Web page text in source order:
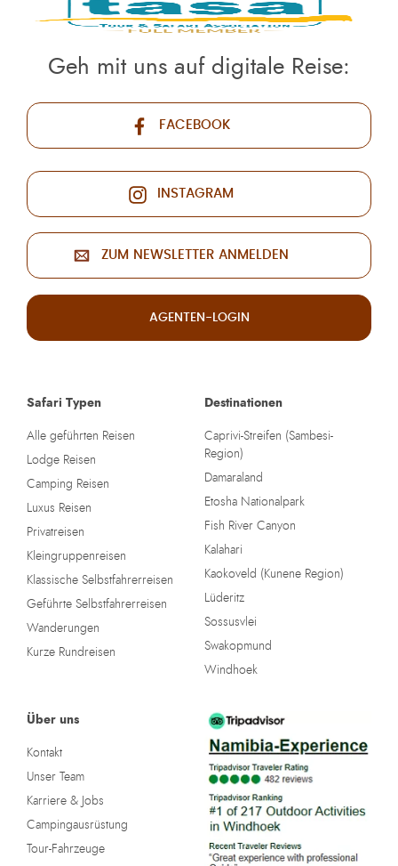
Safari Typen
Alle geführten Reisen
Lodge Reisen
Camping Reisen
Luxus Reisen
Privatreisen
Kleingruppenreisen
Klassische Selbstfahrerreisen
Geführte Selbstfahrerreisen
Wanderungen
Kurze Rundreisen
Destinationen
Caprivi-Streifen (Sambesi-
Region)
Damaraland
Etosha Nationalpark
Fish River Canyon
Kalahari
Kaokoveld (Kunene Region)
Lüderitz
Sossusvlei
Swakopmund
Windhoek
Über uns
Kontakt
Unser Team
Karriere & Jobs
Campingausrüstung
Tour-Fahrzeuge
Geh mit uns auf digitale Reise:
FACEBOOK
INSTAGRAM
ZUM NEWSLETTER ANMELDEN
AGENTEN-LOGIN